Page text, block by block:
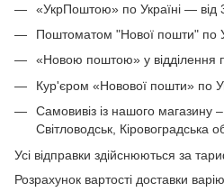
«УкрПоштою» по Україні — від
Поштоматом "Нової пошти" по
«Новою поштою» у відділення
Кур'єром «Новової пошти» по
Самовивіз із нашого магазину
Світловодськ, Кіровоградська
Усі відправки здійснюються за
Розрахунок вартості доставки